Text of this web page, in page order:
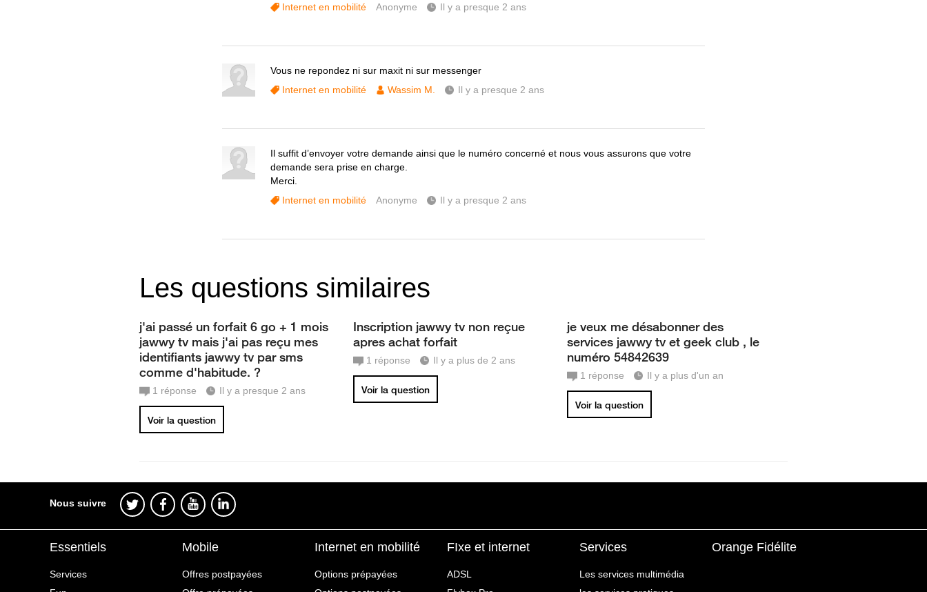
Internet en mobilité
Anonyme Il y a presque 2 ans
Vous ne repondez ni sur maxit ni sur messenger
Internet en mobilité
Wassim M. Il y a presque 2 ans
Il suffit d’envoyer votre demande ainsi que le numéro concerné et nous vous assurons que votre
demande sera prise en charge.
Merci.
Internet en mobilité
Anonyme Il y a presque 2 ans
Les questions similaires
j'ai passé un forfait 6 go + 1 mois
jawwy tv mais j'ai pas reçu mes
identifiants jawwy tv par sms
comme d'habitude. ?
1 réponse Il y a presque 2 ans
Voir la question
Inscription jawwy tv non reçue
apres achat forfait
1 réponse Il y a plus de 2 ans
Voir la question
je veux me désabonner des
services jawwy tv et geek club , le
numéro 54842639
1 réponse Il y a plus d'un an
Voir la question
Nous suivre
Essentiels
Services
Mobile
Offres postpayées
Internet en mobilité
Options prépayées
FIxe et internet
ADSL
Services
Les services multimédia
Orange Fidélite